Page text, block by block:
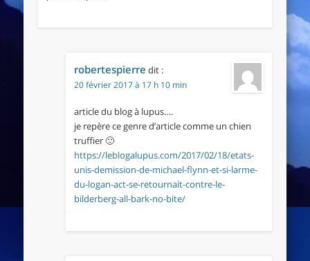
robertespierre dit :
20 février 2017 à 17 h 10 min
article du blog à lupus….
je repère ce genre d’article comme un chien
truffier 🙂
https://leblogalupus.com/2017/02/18/etats-
unis-demission-de-michael-flynn-et-si-larme-
du-logan-act-se-retournait-contre-le-
bilderberg-all-bark-no-bite/